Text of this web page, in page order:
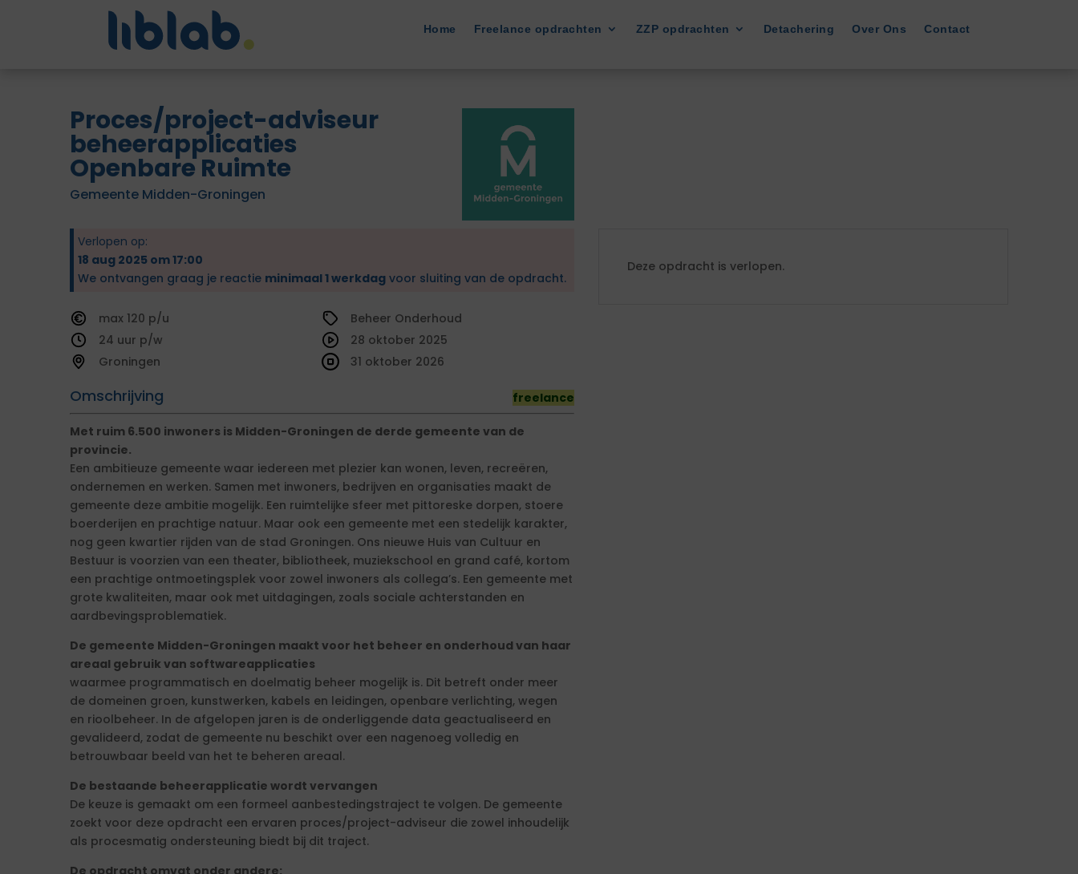
Home Freelance opdrachten ZZP opdrachten Detachering Over Ons Contact
Proces/project-adviseur
beheerapplicaties
Openbare Ruimte
Gemeente Midden-Groningen
Verlopen op:
18 aug 2025 om 17:00
We ontvangen graag je reactie minimaal 1 werkdag voor sluiting van de opdracht.
120
24
Groningen
Beheer Onderhoud
Omschrijving freelance
28 oktober 2025
31 oktober 2026
Met ruim 6.500 inwoners is Midden-Groningen de derde gemeente van de
provincie.
Een ambitieuze gemeente waar iedereen met plezier kan wonen, leven, recreëren,
ondernemen en werken. Samen met inwoners, bedrijven en organisaties maakt de
gemeente deze ambitie mogelijk. Een ruimtelijke sfeer met pittoreske dorpen, stoere
boerderijen en prachtige natuur. Maar ook een gemeente met een stedelijk karakter,
nog geen kwartier rijden van de stad Groningen. Ons nieuwe Huis van Cultuur en
Bestuur is voorzien van een theater, bibliotheek, muziekschool en grand café, kortom
een prachtige ontmoetingsplek voor zowel inwoners als collega’s. Een gemeente met
grote kwaliteiten, maar ook met uitdagingen, zoals sociale achterstanden en
aardbevingsproblematiek.
De gemeente Midden-Groningen maakt voor het beheer en onderhoud van haar
areaal gebruik van softwareapplicaties
waarmee programmatisch en doelmatig beheer mogelijk is. Dit betreft onder meer
de domeinen groen, kunstwerken, kabels en leidingen, openbare verlichting, wegen
en rioolbeheer. In de afgelopen jaren is de onderliggende data geactualiseerd en
gevalideerd, zodat de gemeente nu beschikt over een nagenoeg volledig en
betrouwbaar beeld van het te beheren areaal.
De bestaande beheerapplicatie wordt vervangen
De keuze is gemaakt om een formeel aanbestedingstraject te volgen. De gemeente
zoekt voor deze opdracht een ervaren proces/project-adviseur die zowel inhoudelijk
als procesmatig ondersteuning biedt bij dit traject.
De opdracht omvat onder andere:
Deze opdracht is verlopen.